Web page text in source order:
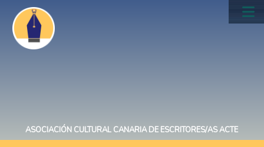
Pasar
contenido
principal
ASOCIACIÓN CULTURAL CANARIA DE ESCRITORES/AS ACTE